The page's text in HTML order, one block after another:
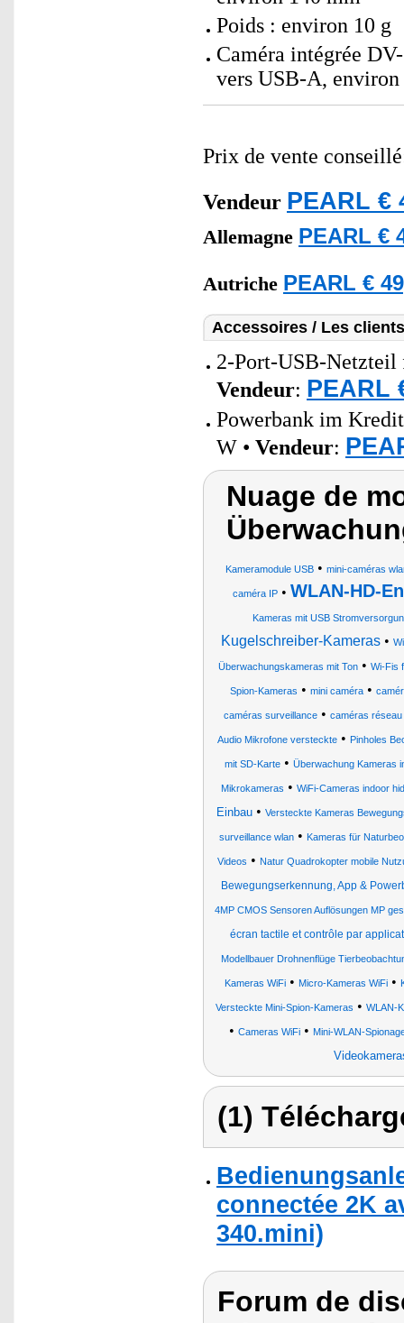
Poids : environ 10 g
Caméra intégrée
vers USB-A,
Prix de vente
Vendeur PEARL €
Allemagne PEARL €
Autriche PEARL €
Accessoires / Les
2-Port-USB-Netzteil
Vendeur: PEARL
Powerbank im
W • Vendeur:
Nuage de
Kameramodule USB• mini-caméras
caméra IP• WLAN-HD-
Kameras mit USB
Kugelschreiber-Kameras•
Überwachungskameras mit Ton • Wi-Fis
Spion-Kameras • mini caméra•
caméras surveillance• caméras réseau
Audio Mikrofone versteckte • Pinholes
mit SD-Karte• Überwachung Kameras
Mikrokameras • WiFi-Cameras indoor
Einbau• Versteckte Kameras
surveillance wlan • Kameras für
Videos • Natur Quadrokopter mobile
Bewegungserkennung, App &
4MP CMOS Sensoren Auflösungen MP
écran tactile et contrôle par
Modellbauer Drohnenflüge
Kameras WiFi• Micro-Kameras WiFi•
Versteckte Mini-Spion-Kameras • WLAN-
• Cameras WiFi• Mini-WLAN-
(1)
connectée 2K
340.mini)
Forum de